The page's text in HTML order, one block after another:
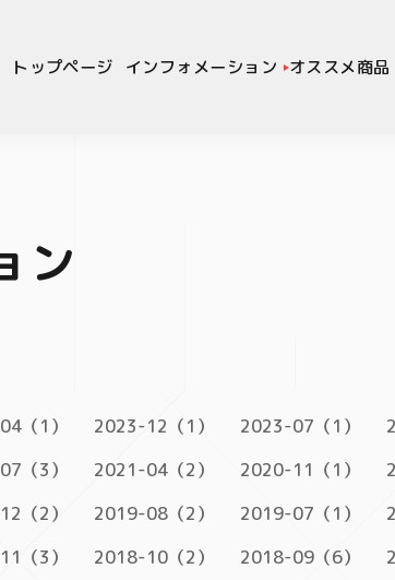
トップページ インフォメーション オススメ商品
ン
（1） 2023-12（1） 2023-07（1）
（3） 2021-04（2） 2020-11（1）
（2） 2019-08（2） 2019-07（1）
（3） 2018-10（2） 2018-09（6）